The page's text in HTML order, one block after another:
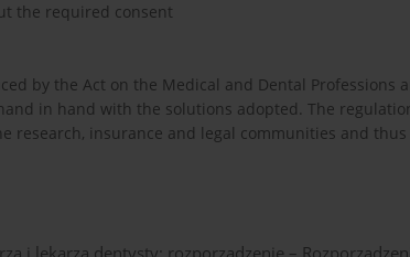
the required consent
by the Act on the Medical and Dental Professions
in hand with the solutions adopted. The
research, insurance and legal communities and thus